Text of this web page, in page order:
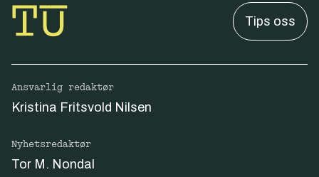
Tips oss
Ansvarlig redaktør
Kristina Fritsvold Nilsen
Nyhetsredaktør
Tor M. Nondal